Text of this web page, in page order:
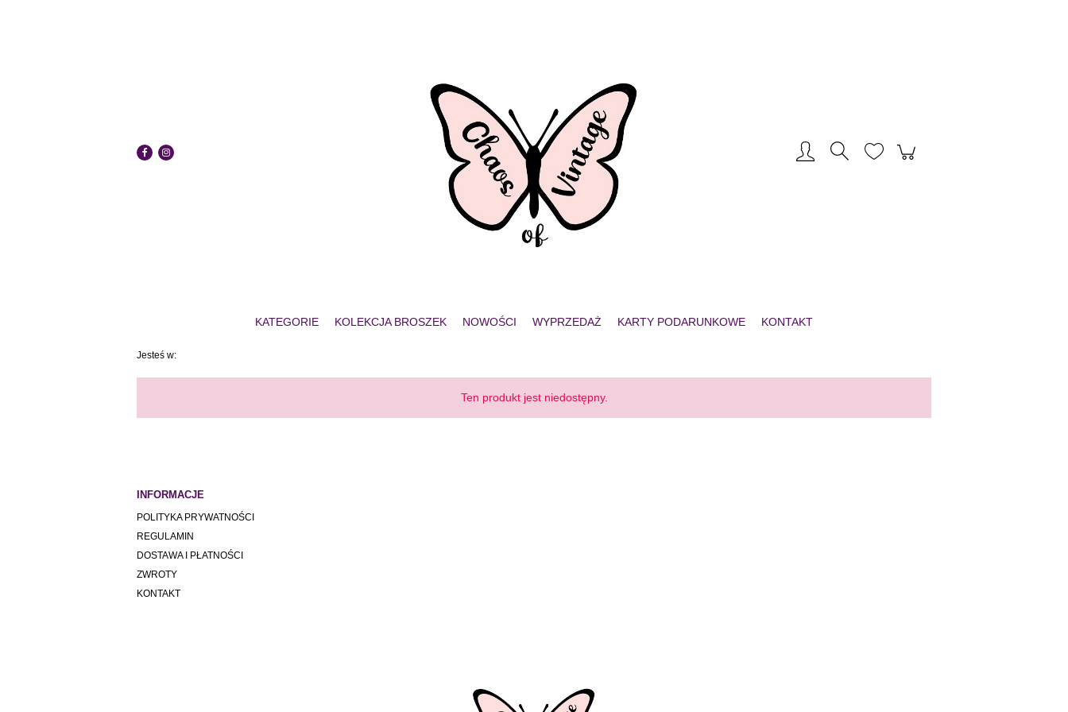
KATEGORIE KOLEKCJA BROSZEK NOWOŚCI WYPRZEDAŻ KARTY PODARUNKOWE KONTAKT
Jesteś w:
Ten produkt jest niedostępny.
INFORMACJE
POLITYKA PRYWATNOŚCI
REGULAMIN
DOSTAWA I PŁATNOŚCI
ZWROTY
KONTAKT